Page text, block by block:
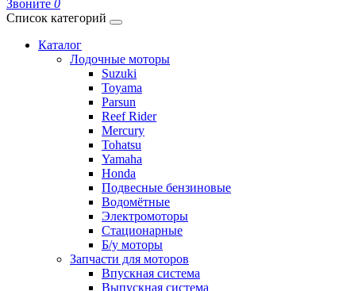
Звоните 0
Список категорий
Каталог
Лодочные моторы
Suzuki
Toyama
Parsun
Reef Rider
Mercury
Tohatsu
Yamaha
Honda
Подвесные бензиновые
Водомётные
Электромоторы
Стационарные
Б/у моторы
Запчасти для моторов
Впускная система
Выпускная система